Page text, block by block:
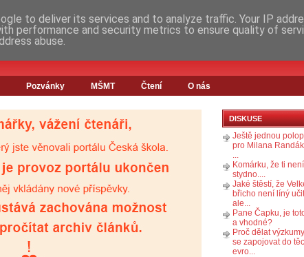
Pozvánky MŠMT Čtení O nás
DISKUSE
Ještě jednou
pro Milana
...
Komárku, že ti není
stydno....
Jaké štěstí, že
břicho není líný
ale...
Pane Čapku, je
a vhodné?
Proč dělat
se zapojovat do
evro...
to deliver its services and to analyze traffic. Your IP
performance and security metrics to ensure quality of
abuse.